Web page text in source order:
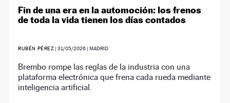
Fin de una era en la automoción: los frenos
de toda la vida tienen los días contados
RUBÉN PÉREZ |31/05/2026 | MADRID
Brembo rompe las reglas de la industria con una
plataforma electrónica que frena cada rueda mediante
inteligencia artificial.